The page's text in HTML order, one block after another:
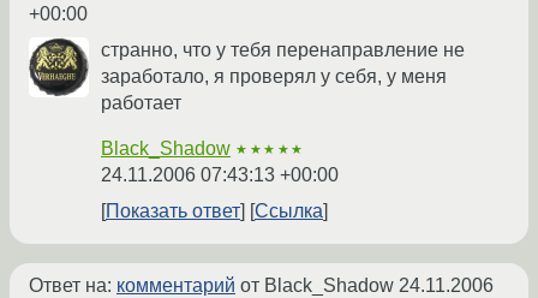
+00:00
странно, что у тебя перенаправление не
заработало, я проверял у себя, у меня
работает
Black_Shadow ★★★★★
24.11.2006 07:43:13 +00:00
Показать ответ
Ссылка
Ответ на: комментарий от Black_Shadow 24.11.2006